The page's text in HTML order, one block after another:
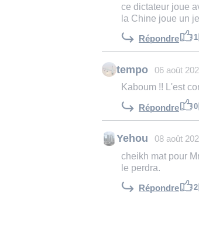
ce dictateur joue
la Chine joue un
Répondre 1
tempo 06 août
Kaboum !! L'est
Répondre 0
Yehou 08 août
cheikh mat pour
le perdra.
Répondre 2